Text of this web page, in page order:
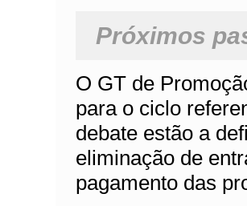
Próximos
O GT de
para o ciclo
debate estão a
eliminação de
pagamento das